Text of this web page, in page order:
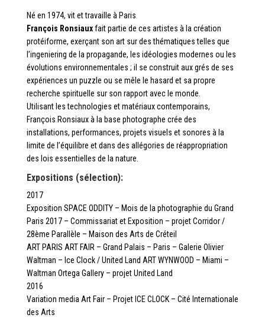
Né en 1974, vit et travaille à Paris
François Ronsiauxfait partie de ces artistes à la création
protéiforme, exerçant son art sur des thématiques telles que
l’ingeniering de la propagande, les idéologies modernes ou les
évolutions environnementales ; il se construit aux grés de ses
expériences un puzzle ou se mêle le hasard et sa propre
recherche spirituelle sur son rapport avec le monde.
Utilisant les technologies et matériaux contemporains,
François Ronsiaux à la base photographe crée des
installations, performances, projets visuels et sonores à la
limite de l’équilibre et dans des allégories de réappropriation
des lois essentielles de la nature.
Expositions (sélection):
2017
Exposition SPACE ODDITY – Mois de la photographie du Grand
Paris 2017 – Commissariat et Exposition – projet Corridor /
28ème Parallèle – Maison des Arts de Créteil
ART PARIS ART FAIR – Grand Palais – Paris – Galerie Olivier
Waltman – Ice Clock / United Land ART WYNWOOD – Miami –
Waltman Ortega Gallery – projet United Land
2016
Variation media Art Fair – Projet ICE CLOCK – Cité Internationale
des Arts